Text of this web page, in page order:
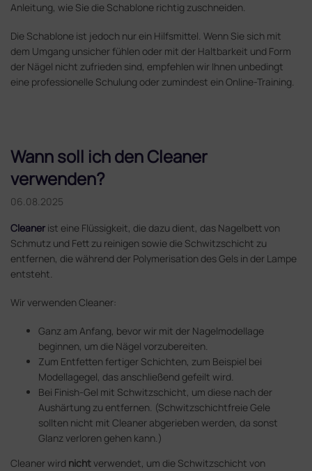
Anleitung, wie Sie die Schablone richtig zuschneiden.
Die Schablone ist jedoch nur ein Hilfsmittel. Wenn Sie sich mit
dem Umgang unsicher fühlen oder mit der Haltbarkeit und Form
der Nägel nicht zufrieden sind, empfehlen wir Ihnen unbedingt
eine professionelle Schulung oder zumindest ein Online-Training.
Wann soll ich den Cleaner
verwenden?
06.08.2025
Cleaner ist eine Flüssigkeit, die dazu dient, das Nagelbett von
Schmutz und Fett zu reinigen sowie die Schwitzschicht zu
entfernen, die während der Polymerisation des Gels in der Lampe
entsteht.
Wir verwenden Cleaner:
Ganz am Anfang, bevor wir mit der Nagelmodellage
beginnen, um die Nägel vorzubereiten.
Zum Entfetten fertiger Schichten, zum Beispiel bei
Modellagegel, das anschließend gefeilt wird.
Bei Finish-Gel mit Schwitzschicht, um diese nach der
Aushärtung zu entfernen. (Schwitzschichtfreie Gele
sollten nicht mit Cleaner abgerieben werden, da sonst
Glanz verloren gehen kann.)
Cleaner wird nicht verwendet, um die Schwitzschicht von